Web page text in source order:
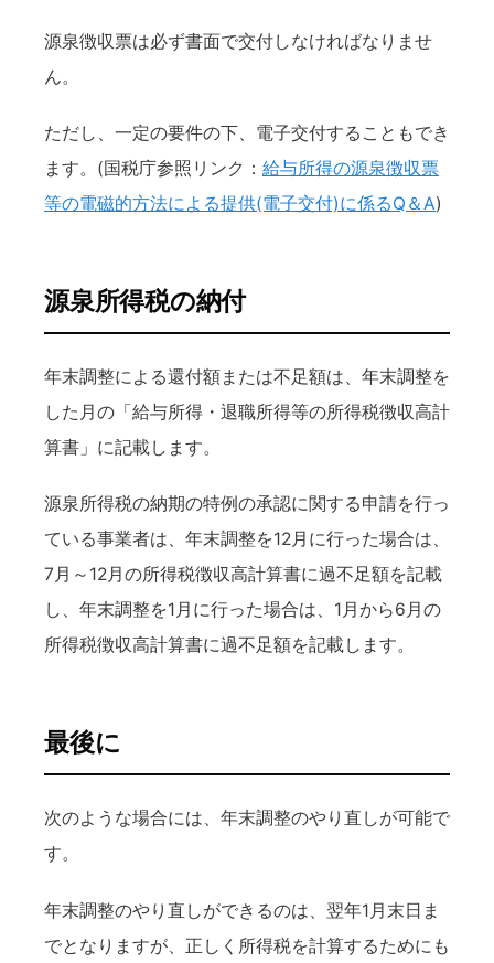
源泉徴収票は必ず書面で交付しなければなりませ
ん。
ただし、一定の要件の下、電子交付することもでき
ます。(国税庁参照リンク： 給与所得の源泉徴収票
等の電磁的方法による提供(電子交付)に係るQ＆A)
源泉所得税の納付
年末調整による還付額または不足額は、年末調整を
した月の「給与所得・退職所得等の所得税徴収高計
算書」に記載します。
源泉所得税の納期の特例の承認に関する申請を行っ
ている事業者は、年末調整を12月に行った場合は、
7月～12月の所得税徴収高計算書に過不足額を記載
し、年末調整を1月に行った場合は、1月から6月の
所得税徴収高計算書に過不足額を記載します。
最後に
次のような場合には、年末調整のやり直しが可能で
す。
年末調整のやり直しができるのは、翌年1月末日ま
でとなりますが、正しく所得税を計算するためにも